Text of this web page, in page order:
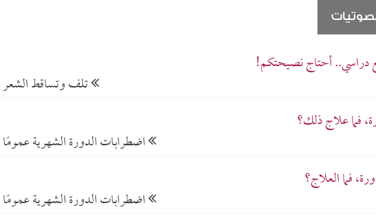
دراسي.. أحتاج نصيحتكم!
تلف وتساقط الشعر
فما علاج ذلك؟
اضطرابات الدورة الشهرية عمومًا
فما العلاج؟
اضطرابات الدورة الشهرية عمومًا